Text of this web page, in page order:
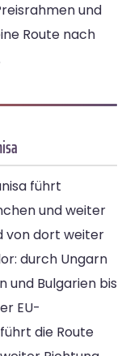
und
Route nach
führt
und weiter
von dort weiter
durch Ungarn
und Bulgarien bis
EU-
die Route